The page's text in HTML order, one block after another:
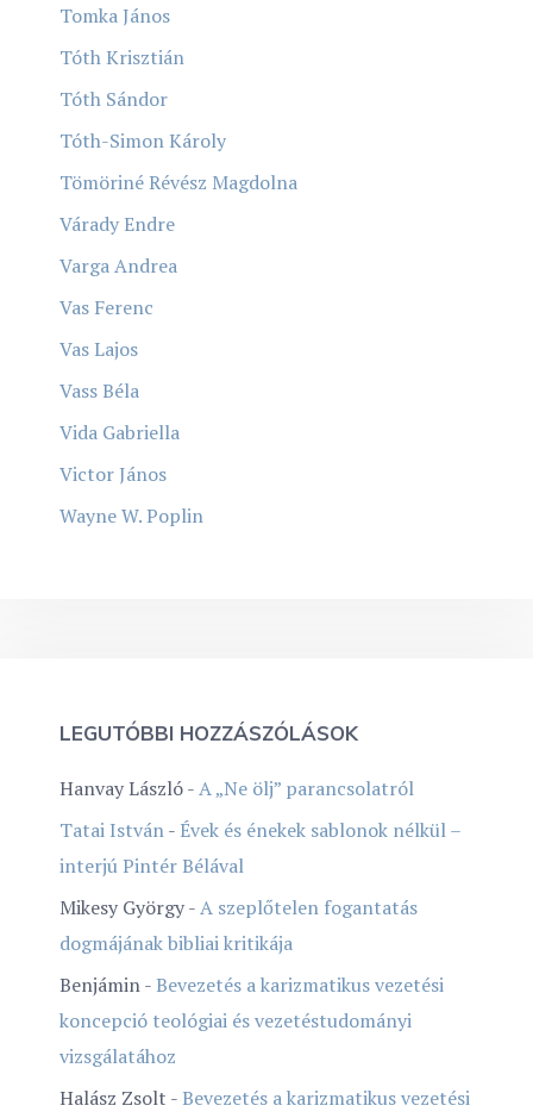
Tomka János
Tóth Krisztián
Tóth Sándor
Tóth-Simon Károly
Tömöriné Révész Magdolna
Várady Endre
Varga Andrea
Vas Ferenc
Vas Lajos
Vass Béla
Vida Gabriella
Victor János
Wayne W. Poplin
LEGUTÓBBI HOZZÁSZÓLÁSOK
Hanvay László-A „Ne ölj” parancsolatról
Tatai István- Évek és énekek sablonok nélkül –
interjú Pintér Bélával
Mikesy György-A szeplőtelen fogantatás
dogmájának bibliai kritikája
Benjámin-Bevezetés a karizmatikus vezetési
koncepció teológiai és vezetéstudományi
vizsgálatához
Halász Zsolt -Bevezetés a karizmatikus vezetési